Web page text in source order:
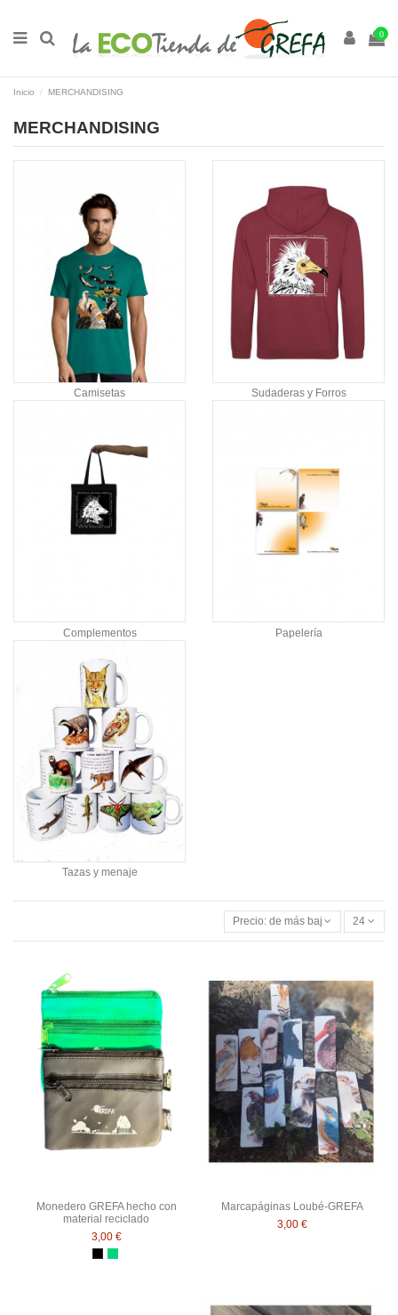
0
Inicio MERCHANDISING
MERCHANDISING
Camisetas Sudaderas y Forros
Complementos Papelería
Tazas y menaje
Precio: de más bajo a más alto
24
Monedero GREFA hecho con
material reciclado
3,00 €
NegroVerde claro
Marcapáginas Loubé-GREFA
3,00 €